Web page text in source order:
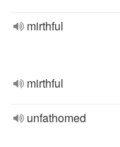
mirthful
mirthful
unfathomed